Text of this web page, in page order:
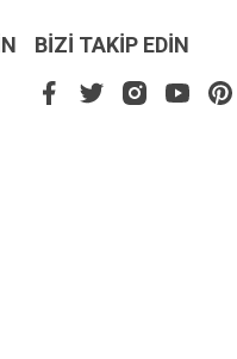
BİZİ TAKİP EDİN